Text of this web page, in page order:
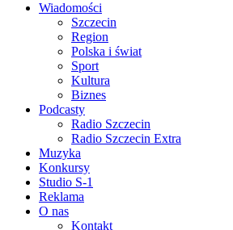
Wiadomości
Szczecin
Region
Polska i świat
Sport
Kultura
Biznes
Podcasty
Radio Szczecin
Radio Szczecin Extra
Muzyka
Konkursy
Studio S-1
Reklama
O nas
Kontakt